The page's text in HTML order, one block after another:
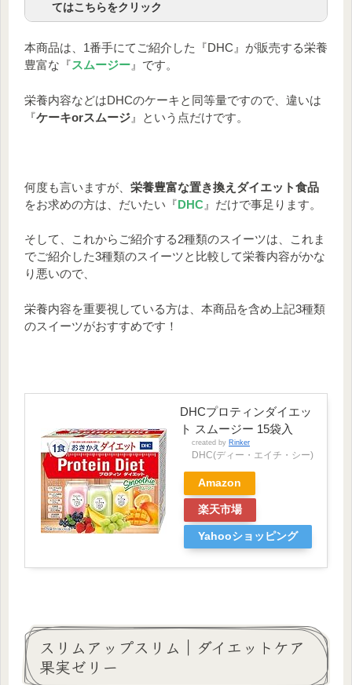
たんぱく質
10.9g
食塩相当量
0.2g 葉酸
214㎍
ビタミンA
707㎍
パントテン酸
4.9㎎ ビタミンB1
1.6㎎
ビタミンB2
1.1㎎ ビタミンB6
亜鉛
2.5㎎ カルシウム
マグネシウム 157㎎ 鉄
3.6㎎
オルニチン塩酸塩：120㎎、コエンザイムQ10：
35㎎、ヒアルロン酸：20㎎、乳酸菌(フェカリス
FK-23)：800億個
ストロベリー＆ブルーベリー味
バナナ＆マスカット味
てはこちらをクリック
本商品1
日摂取量
1日摂取推奨
量※²（女
1日摂取推奨
ウム
亜鉛 2.5㎎
11㎎
カル
シウ
ム
336㎎ 650㎎ 800㎎
銅
0.3㎎ 0.7㎎
0.9㎎
葉酸
214㎍ 240㎍
ン酸
5㎎ 5㎎
ビタ
ミン
B1
1.6㎎
ビタ
ミン
1.1㎎ 1.2㎎ 1.6㎎
ビタ
ビタ
ミンA
707㎍ 650㎍ 850㎍
ビタ
ミン
本商品は、1番手にてご紹介した『DHC』が販売する栄養
豊富な『スムージー 』です。
栄養内容などはDHCのケーキと同等量ですので、違いは
『ケーキorスムージ 』という点だけです。
何度も言いますが、 栄養豊富な置き換えダイエット食品
をお求めの方は、だいたい『DHC 』だけで事足ります。
そして、これからご紹介する2種類のスイーツは、これま
でご紹介した3種類のスイーツと比較して栄養内容がかな
り悪いので、
栄養内容を重要視している方は、本商品を含め上記3種類
のスイーツがおすすめです！
DHCプロティンダイエッ
ト スムージー 15袋入
created by Rinker
DHC(ディー・エイチ・シー)
Amazon
楽天市場
Yahooショッピング
スリムアップスリム｜ダイエットケア
果実ゼリー